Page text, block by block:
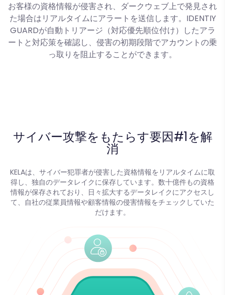
お客様の資格情報が侵害され、ダークウェブ上で発見され
た場合はリアルタイムにアラートを送信します。IDENTIY
GUARDが自動トリアージ（対応優先順位付け）したアラ
ートと対応策を確認し、侵害の初期段階でアカウントの乗
っ取りを阻止することができます。
サイバー攻撃をもたらす要因#1を解
消
KELAは、サイバー犯罪者が侵害した資格情報をリアルタイムに取
得し、独自のデータレイクに保存しています。数十億件もの資格
情報が保存されており、日々拡大するデータレイクにアクセスし
て、自社の従業員情報や顧客情報の侵害情報をチェックしていた
だけます。